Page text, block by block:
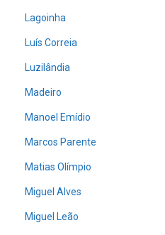
Lagoinha
Luís Correia
Luzilândia
Madeiro
Manoel Emídio
Marcos Parente
Matias Olímpio
Miguel Alves
Miguel Leão